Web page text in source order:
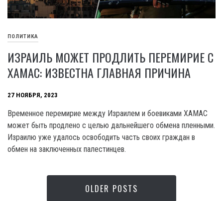
ПОЛИТИКА
ИЗРАИЛЬ МОЖЕТ ПРОДЛИТЬ ПЕРЕМИРИЕ С
ХАМАС: ИЗВЕСТНА ГЛАВНАЯ ПРИЧИНА
27 НОЯБРЯ, 2023
Временное перемирие между Израилем и боевиками XAMAC
может быть продлено с целью дальнейшего обмена пленными.
Израилю уже удалось освободить часть своих граждан в
обмен на заключенных палестинцев.
OLDER POSTS